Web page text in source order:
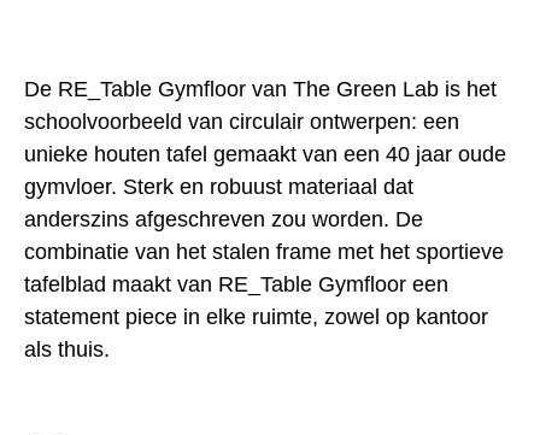
De RE_Table Gymfloor van The Green Lab is het
schoolvoorbeeld van circulair ontwerpen: een
unieke houten tafel gemaakt van een 40 jaar oude
gymvloer. Sterk en robuust materiaal dat
anderszins afgeschreven zou worden. De
combinatie van het stalen frame met het sportieve
tafelblad maakt van RE_Table Gymfloor een
statement piece in elke ruimte, zowel op kantoor
als thuis.